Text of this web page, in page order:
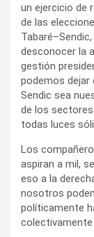
Los
aspiran a mil,
eso a la
nosotros
políticamente
Como dije,
reflexión, pero
días, ni en el
Las elecciones
legisladores,
líderes
emergentes